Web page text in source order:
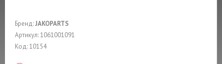
Бренд:JAKOPARTS
Артикул: 1061001091
Код: 10154